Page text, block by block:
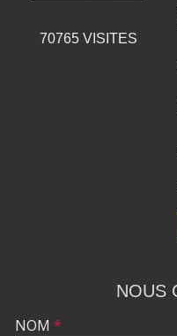
70765VISITES
NOUS
NOM *